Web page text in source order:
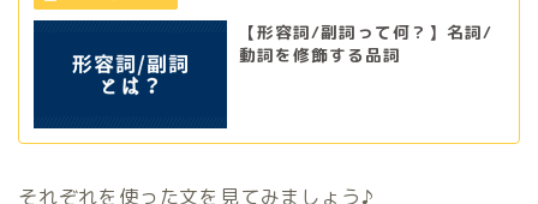
【形容詞/副詞って何？】名詞/
動詞を修飾する品詞
それぞれを使った文を見てみましょう♪